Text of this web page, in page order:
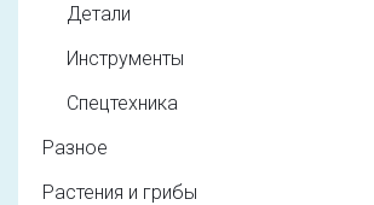
Детали
Инструменты
Спецтехника
Разное
Растения и грибы